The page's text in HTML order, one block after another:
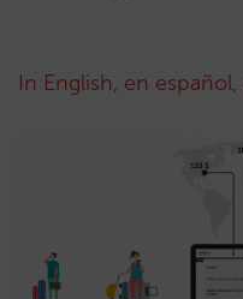
In English, en español,